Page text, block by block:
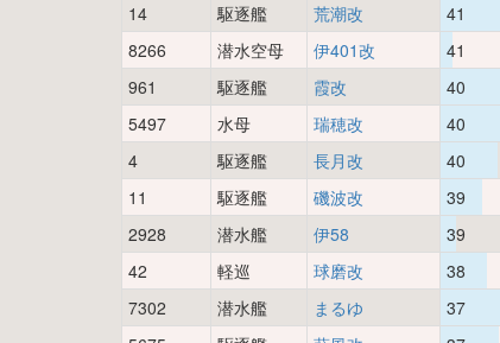
14
駆逐艦 荒潮改 41
8266
潜水空母 伊401改 41
961
駆逐艦 霞改 40
5497
水母 瑞穂改 40
4
駆逐艦 長月改 40
11
駆逐艦 磯波改 39
2928
潜水艦 伊58 39
42
軽巡 球磨改 38
7302
潜水艦 まるゆ 37